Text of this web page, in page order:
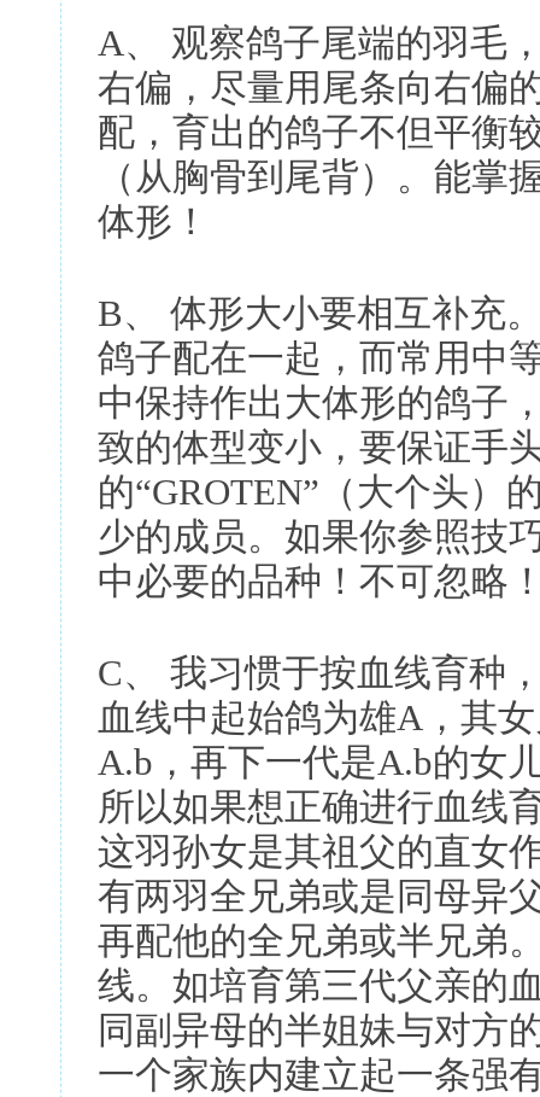
A、 观察鸽子尾端的羽毛
右偏，尽量用尾条向右偏
配，育出的鸽子不但平衡
（从胸骨到尾背）。能掌
体形！
B、 体形大小要相互补充
鸽子配在一起，而常用中
中保持作出大体形的鸽子
致的体型变小，要保证手
的“GROTEN”（大个头）
少的成员。如果你参照技
中必要的品种！不可忽略
C、 我习惯于按血线育种
血线中起始鸽为雄A，其
A.b，再下一代是A.b的女
所以如果想正确进行血线
这羽孙女是其祖父的直女
有两羽全兄弟或是同母异
再配他的全兄弟或半兄弟
线。如培育第三代父亲的
同副异母的半姐妹与对方
一个家族内建立起一条强